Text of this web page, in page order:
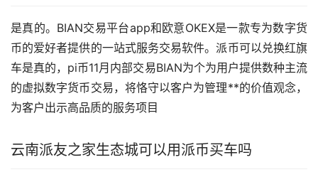
是真的。BIAN交易平台app和欧意OKEX是一款专为数字货
币的爱好者提供的一站式服务交易软件。派币可以兑换红旗
车是真的，pi币11月内部交易BIAN为个为用户提供数种主流
的虚拟数字货币交易，将恪守以客户为管理**的价值观念，
为客户出示高品质的服务项目
云南派友之家生态城可以用派币买车吗